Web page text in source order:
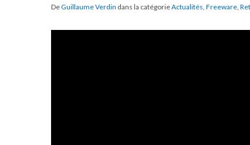
DeGuillaume Verdin dans la catégorieActualités, Freeware,